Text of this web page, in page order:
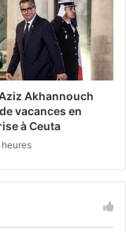
Akhannouch
vacances en
à Ceuta